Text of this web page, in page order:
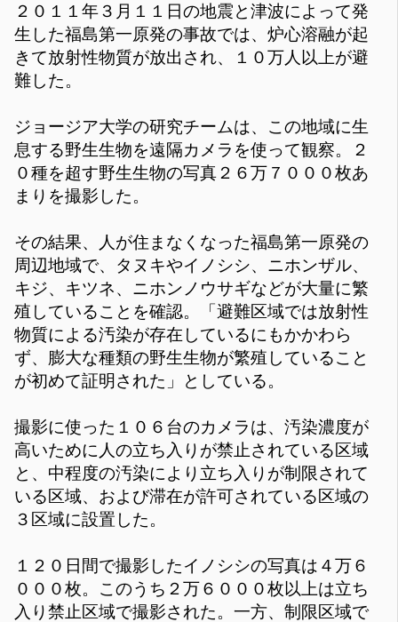
２０１１年３月１１日の地震と津波によって発
生した福島第一原発の事故では、炉心溶融が起
きて放射性物質が放出され、１０万人以上が避
難した。
ジョージア大学の研究チームは、この地域に生
息する野生生物を遠隔カメラを使って観察。２
０種を超す野生生物の写真２６万７０００枚あ
まりを撮影した。
その結果、人が住まなくなった福島第一原発の
周辺地域で、タヌキやイノシシ、ニホンザル、
キジ、キツネ、ニホンノウサギなどが大量に繁
殖していることを確認。「避難区域では放射性
物質による汚染が存在しているにもかかわら
ず、膨大な種類の野生生物が繁殖していること
が初めて証明された」としている。
撮影に使った１０６台のカメラは、汚染濃度が
高いために人の立ち入りが禁止されている区域
と、中程度の汚染により立ち入りが制限されて
いる区域、および滞在が許可されている区域の
３区域に設置した。
１２０日間で撮影したイノシシの写真は４万６
０００枚。このうち２万６０００枚以上は立ち
入り禁止区域で撮影された。一方、制限区域で